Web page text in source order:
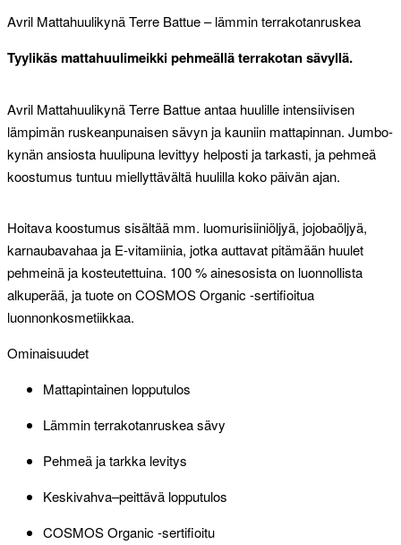
Avril Mattahuulikynä Terre Battue – lämmin terrakotanruskea
Tyylikäs mattahuulimeikki pehmeällä terrakotan sävyllä.
Avril Mattahuulikynä Terre Battue antaa huulille intensiivisen
lämpimän ruskeanpunaisen sävyn ja kauniin mattapinnan. Jumbo-
kynän ansiosta huulipuna levittyy helposti ja tarkasti, ja pehmeä
koostumus tuntuu miellyttävältä huulilla koko päivän ajan.
Hoitava koostumus sisältää mm. luomurisiiniöljyä, jojobaöljyä,
karnaubavahaa ja E-vitamiinia, jotka auttavat pitämään huulet
pehmeinä ja kosteutettuina. 100 % ainesosista on luonnollista
alkuperää, ja tuote on COSMOS Organic -sertifioitua
luonnonkosmetiikkaa.
Ominaisuudet
Mattapintainen lopputulos
Lämmin terrakotanruskea sävy
Pehmeä ja tarkka levitys
Keskivahva–peittävä lopputulos
COSMOS Organic -sertifioitu